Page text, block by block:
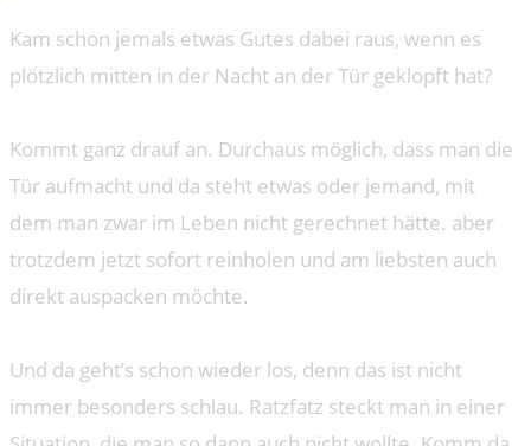
Kam schon jemals etwas Gutes dabei raus, wenn es
plötzlich mitten in der Nacht an der Tür geklopft hat?
Kommt ganz drauf an. Durchaus möglich, dass man die
Tür aufmacht und da steht etwas oder jemand, mit
dem man zwar im Leben nicht gerechnet hätte. aber
trotzdem jetzt sofort reinholen und am liebsten auch
direkt auspacken möchte.
Und da geht’s schon wieder los, denn das ist nicht
immer besonders schlau. Ratzfatz steckt man in einer